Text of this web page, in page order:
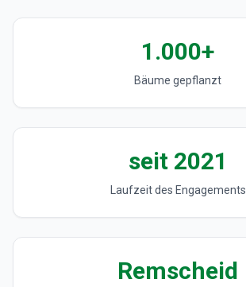
1.000+
Bäume gepflanzt
seit 2021
Laufzeit des Engagements
Remscheid